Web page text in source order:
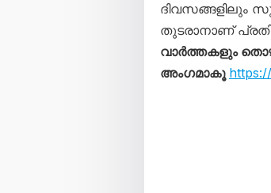
ദിവസങ്ങളിലും
തുടരാനാണ്
വാർത്തകളും
അംഗമാകൂ